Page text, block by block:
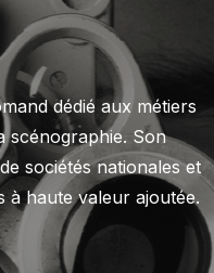
dédié aux métiers
scénographie. Son
sociétés nationales et
à haute valeur ajoutée.